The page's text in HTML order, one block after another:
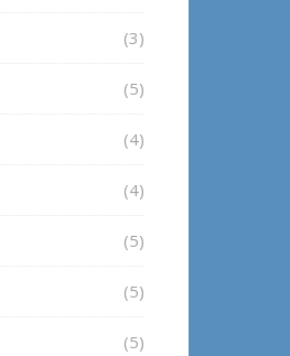
(3)
(5)
(4)
(4)
(5)
(5)
(5)